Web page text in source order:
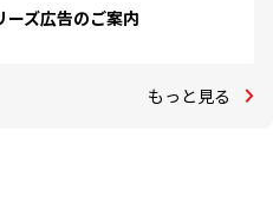
ーズ広告のご案内
もっと見る